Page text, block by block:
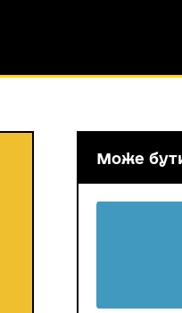
Може